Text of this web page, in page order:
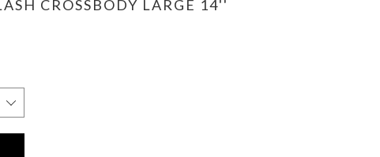
CROSSBODY LARGE 14''